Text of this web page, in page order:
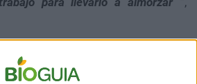
le brinda. Se ha ganado sus